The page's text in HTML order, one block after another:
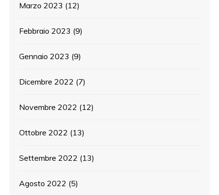
Marzo 2023 (12)
Febbraio 2023 (9)
Gennaio 2023 (9)
Dicembre 2022 (7)
Novembre 2022 (12)
Ottobre 2022 (13)
Settembre 2022 (13)
Agosto 2022 (5)